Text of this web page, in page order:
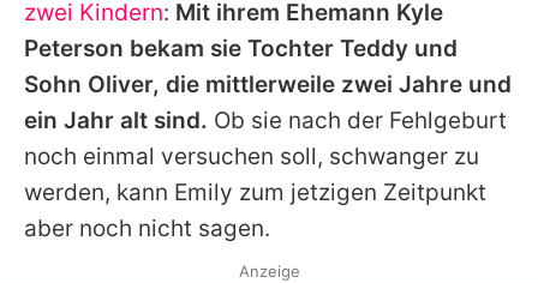
zwei Kindern: Mit ihrem Ehemann Kyle
Peterson bekam sie Tochter Teddy und
Sohn Oliver, die mittlerweile zwei Jahre und
ein Jahr alt sind. Ob sie nach der Fehlgeburt
noch einmal versuchen soll, schwanger zu
werden, kann Emily zum jetzigen Zeitpunkt
aber noch nicht sagen.
Anzeige